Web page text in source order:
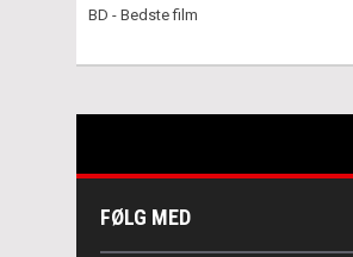
BD - Bedste film
FØLG MED